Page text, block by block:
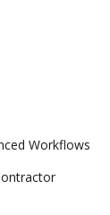
Workflows